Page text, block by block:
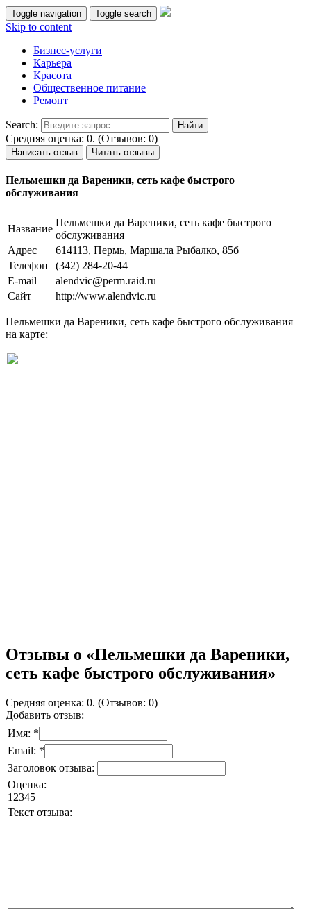
Toggle navigation Toggle search
Skip to content
Бизнес-услуги
Карьера
Красота
Общественное питание
Ремонт
Search:
Средняя оценка: 0. (Отзывов: 0)
Написать отзыв Читать отзывы
Пельмешки да Вареники, сеть кафе быстрого
обслуживания
Название
Пельмешки да Вареники, сеть кафе быстрого
обслуживания
Адрес
614113, Пермь, Маршала Рыбалко, 85б
Телефон
(342) 284-20-44
E-mail
alendvic@perm.raid.ru
Сайт
http://www.alendvic.ru
Пельмешки да Вареники, сеть кафе быстрого обслуживания
на карте:
Отзывы о «Пельмешки да Вареники,
сеть кафе быстрого обслуживания»
Средняя оценка: 0. (Отзывов: 0)
Добавить отзыв:
Имя: *
Email: *
Заголовок отзыва:
Оценка:
1 2345
Текст отзыва: